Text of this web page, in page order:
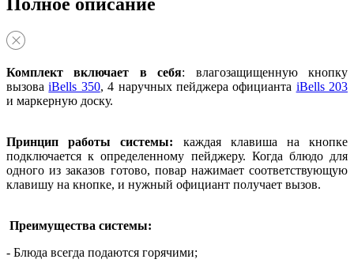
Комплект включает в себя: влагозащищенную кнопку
вызоваiBells 350, 4 наручных пейджера официанта iBells 203
и маркерную доску.
Принцип работы системы: каждая клавиша на кнопке
подключается к определенному пейджеру. Когда блюдо для
одного из заказов готово, повар нажимает соответствующую
клавишу на кнопке, и нужный официант получает вызов.
Преимущества системы:
- Блюда всегда подаются горячими;